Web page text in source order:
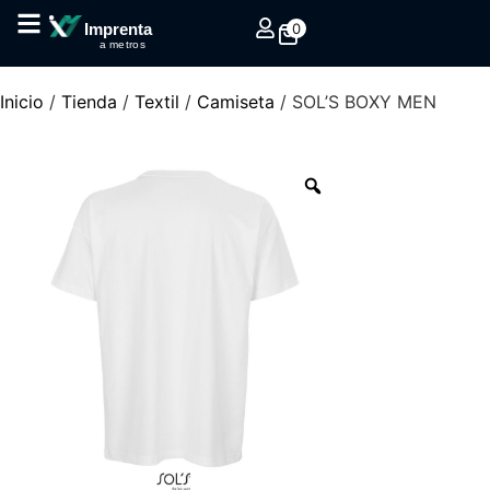
Imprenta
a metros
0
Inicio / Tienda / Textil / Camiseta / SOL’S BOXY MEN